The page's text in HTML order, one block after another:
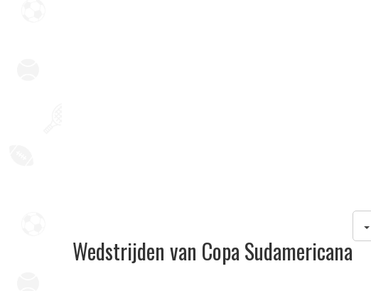
Wedstrijden van Copa Sudamericana